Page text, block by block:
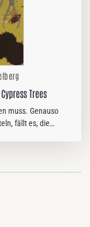
Trees
muss. Genauso
fällt es, die